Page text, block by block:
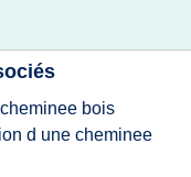
bois
d une cheminee